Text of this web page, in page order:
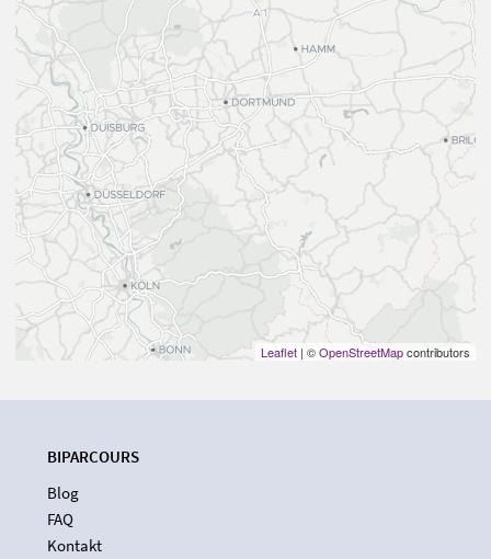
Leaflet | ©OpenStreetMapcontributors
BIPARCOURS
Blog
FAQ
Kontakt